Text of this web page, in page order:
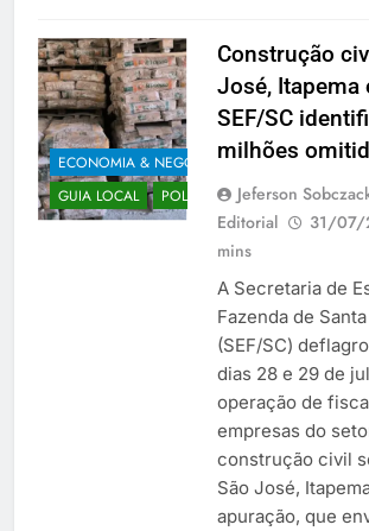
ECONOMIA & NEGÓCIOS
GUIA LOCAL
POLÍTICA
Construção
José, Itapema
SEF/SC
milhões
Jeferson
Editorial
31/07/
mins
A Secretaria de
Fazenda de
(SEF/SC)
dias 28 e 29 de
operação de
empresas do
construção civil
São José,
apuração, que